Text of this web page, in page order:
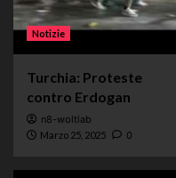
Notizie
Turchia: Proteste
contro Erdogan
n8-woltlab
Marzo 25, 2025 0